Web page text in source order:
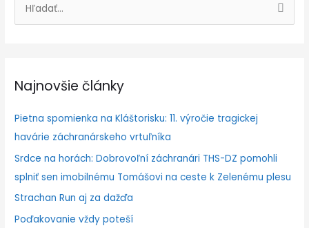
y
a
a
ť
:
Najnovšie články
Pietna spomienka na Kláštorisku: 11. výročie tragickej
havárie záchranárskeho vrtuľníka
Srdce na horách: Dobrovoľní záchranári THS-DZ pomohli
splniť sen imobilnému Tomášovi na ceste k Zelenému plesu
Strachan Run aj za dažďa
Poďakovanie vždy poteší